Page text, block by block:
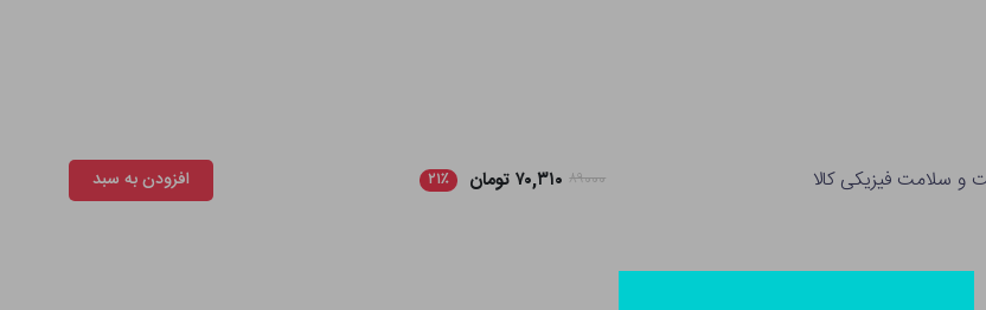
و سلامت فیزیکی کالا ۸۹۰۰۰ ۷۰,۳۱۰ تومان ۲۱٪ افزودن به سبد